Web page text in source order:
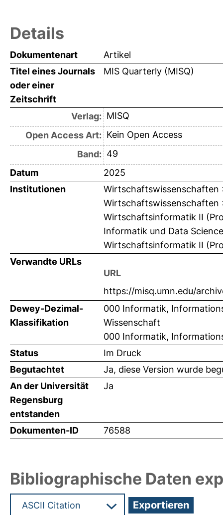
Details
Dokumentenart
Artikel
Titel eines Journals
oder einer
Zeitschrift
MIS Quarterly (MISQ)
Verlag: MISQ
Open Access Art: Kein Open Access
Band: 49
Datum
2025
Institutionen
Wirtschaftsinformatik II
Informatik und Data
Wirtschaftsinformatik II
Verwandte URLs
URL
https://misq.umn.edu/
Dewey-Dezimal-
Klassifikation
000 Informatik,
Wissenschaft
000 Informatik,
Status
Im Druck
Begutachtet
Ja, diese Version wurde
An der Universität
Regensburg
entstanden
Ja
Dokumenten-ID 76588
Bibliographische Daten